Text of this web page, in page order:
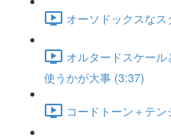
オーソドックスな
オルタードスケー
使うかが大事 (3:37)
コードトーン＋テ